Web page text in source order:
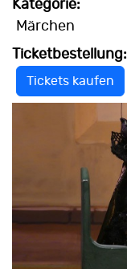
Kategorie:
Märchen
Ticketbestellung:
Tickets kaufen